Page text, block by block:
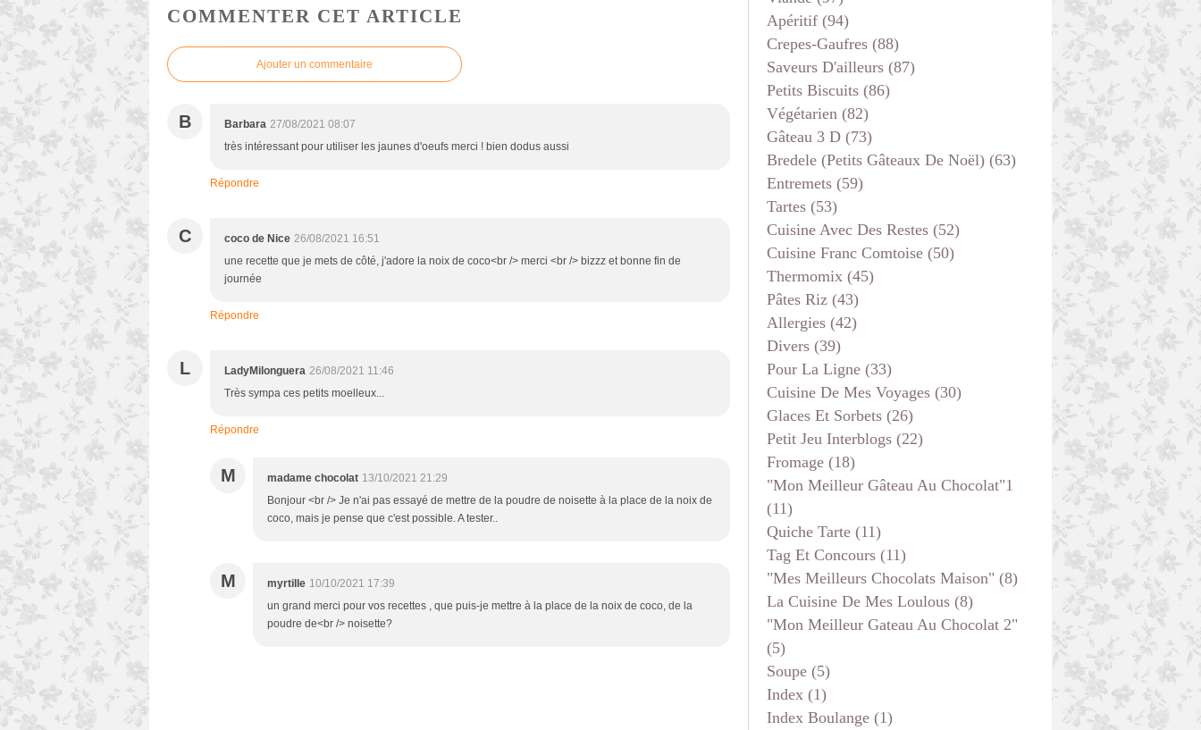
COMMENTER CET ARTICLE
Ajouter un commentaire
B Barbara 27/08/2021 08:07
très intéressant pour utiliser les jaunes d'oeufs merci ! bien dodus aussi
Répondre
C coco de Nice 26/08/2021 16:51
une recette que je mets de côté, j'adore la noix de coco<br /> merci <br /> bizzz et bonne fin de
journée
Répondre
L LadyMilonguera 26/08/2021 11:46
Très sympa ces petits moelleux...
Répondre
M madame chocolat 13/10/2021 21:29
Bonjour <br /> Je n'ai pas essayé de mettre de la poudre de noisette à la place de la noix de
coco, mais je pense que c'est possible. A tester..
M myrtille 10/10/2021 17:39
un grand merci pour vos recettes , que puis-je mettre à la place de la noix de coco, de la
poudre de<br /> noisette?
Apéritif (94)
Crepes-Gaufres (88)
Saveurs D'ailleurs (87)
Petits Biscuits (86)
Végétarien (82)
Gâteau 3 D (73)
Bredele (petits Gâteaux De Noël) (63)
Entremets (59)
Tartes (53)
Cuisine Avec Des Restes (52)
Cuisine Franc Comtoise (50)
Thermomix (45)
Pâtes Riz (43)
Allergies (42)
Divers (39)
Pour La Ligne (33)
Cuisine De Mes Voyages (30)
Glaces Et Sorbets (26)
Petit Jeu Interblogs (22)
Fromage (18)
"mon Meilleur Gâteau Au Chocolat"1
(11)
Quiche Tarte (11)
Tag Et Concours (11)
"mes Meilleurs Chocolats Maison" (8)
La Cuisine De Mes Loulous (8)
"mon Meilleur Gateau Au Chocolat 2"
(5)
Soupe (5)
Index (1)
Index Boulange (1)